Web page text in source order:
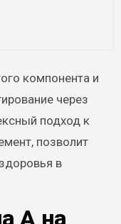
компонента и
через
подход к
позволит
в
A на